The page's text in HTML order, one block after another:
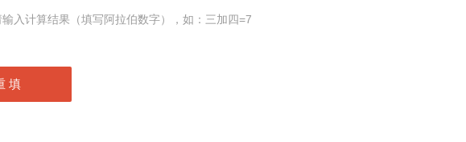
输入计算结果（填写阿拉伯数字），如：三加四=7